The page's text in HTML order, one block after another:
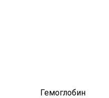
Гемоглобин